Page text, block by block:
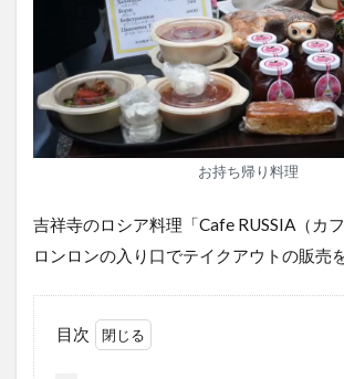
お持ち帰り料理
吉祥寺のロシア料理「Cafe RUSSIA（カ
ロンロンの入り口でテイクアウトの販売
目次